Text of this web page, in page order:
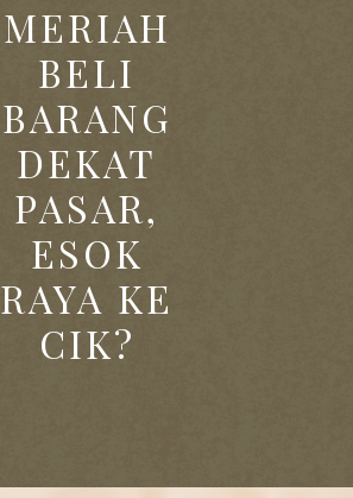
MERIAH
BELI
BARANG
DEKAT
PASAR,
ESOK
RAYA KE
CIK?